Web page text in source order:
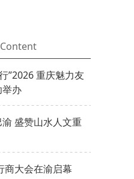
”2026 重庆魅力友
办
盛赞山水人文重
商大会在渝启幕